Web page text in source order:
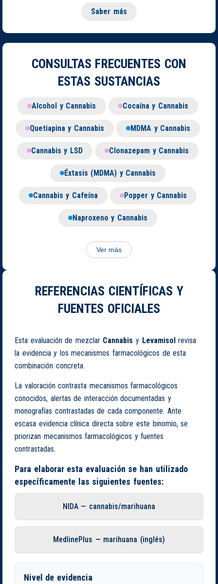
Saber más
CONSULTAS FRECUENTES CON
ESTAS SUSTANCIAS
Alcohol y Cannabis Cocaína y Cannabis
Quetiapina y Cannabis MDMA y Cannabis
Cannabis y LSD Clonazepam y Cannabis
Éxtasis (MDMA) y Cannabis
Cannabis y Cafeína Popper y Cannabis
Naproxeno y Cannabis
Ver más
REFERENCIAS CIENTÍFICAS Y
FUENTES OFICIALES
Esta evaluación de mezclar Cannabis y Levamisolrevisa
la evidencia y los mecanismos farmacológicos de esta
combinación concreta.
La valoración contrasta mecanismos farmacológicos
conocidos, alertas de interacción documentadas y
monografías contrastadas de cada componente. Ante
escasa evidencia clínica directa sobre este binomio, se
priorizan mecanismos farmacológicos y fuentes
contrastadas.
Para elaborar esta evaluación se han utilizado
específicamente las siguientes fuentes:
NIDA — cannabis/marihuana
MedlinePlus — marihuana (inglés)
Nivel de evidencia